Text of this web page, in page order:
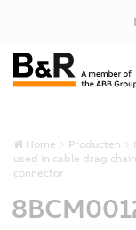
Home Producten
used in cable drag
connector